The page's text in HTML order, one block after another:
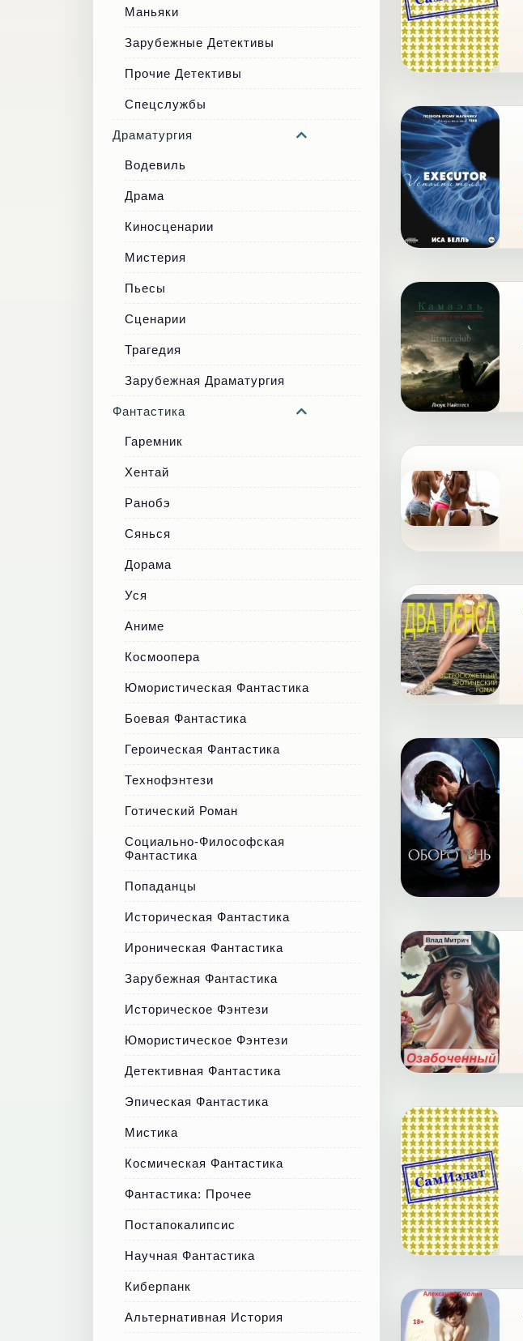
Маньяки
Зарубежные Детективы
Прочие Детективы
Спецслужбы
Драматургия
Водевиль
Драма
Киносценарии
Мистерия
Пьесы
Сценарии
Трагедия
Зарубежная Драматургия
Фантастика
Гаремник
Хентай
Ранобэ
Сянься
Дорама
Уся
Аниме
Космоопера
Юмористическая Фантастика
Боевая Фантастика
Героическая Фантастика
Технофэнтези
Готический Роман
Социально-Философская
Фантастика
Попаданцы
Историческая Фантастика
Ироническая Фантастика
Зарубежная Фантастика
Историческое Фэнтези
Юмористическое Фэнтези
Детективная Фантастика
Эпическая Фантастика
Мистика
Космическая Фантастика
Фантастика: Прочее
Постапокалипсис
Научная Фантастика
Киберпанк
Альтернативная История